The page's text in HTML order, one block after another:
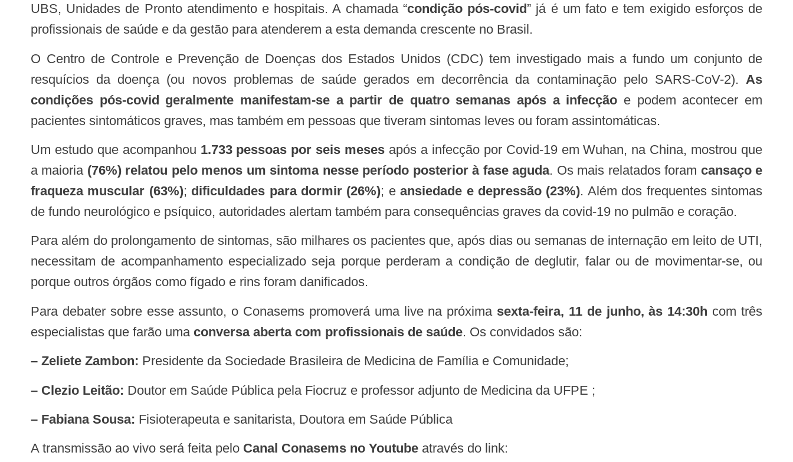
UBS, Unidades de Pronto atendimento e hospitais. A chamada “condição pós-covid” já é um fato e tem exigido esforços de
profissionais de saúde e da gestão para atenderem a esta demanda crescente no Brasil.
O Centro de Controle e Prevenção de Doenças dos Estados Unidos (CDC) tem investigado mais a fundo um conjunto de
resquícios da doença (ou novos problemas de saúde gerados em decorrência da contaminação pelo SARS-CoV-2). As
condições pós-covid geralmente manifestam-se a partir de quatro semanas após a infecção e podem acontecer em
pacientes sintomáticos graves, mas também em pessoas que tiveram sintomas leves ou foram assintomáticas.
Um estudo que acompanhou 1.733 pessoas por seis meses após a infecção por Covid-19 em Wuhan, na China, mostrou que
a maioria (76%) relatou pelo menos um sintoma nesse período posterior à fase aguda. Os mais relatados foram cansaço e
fraqueza muscular (63%); dificuldades para dormir (26%); eansiedade e depressão (23%). Além dos frequentes sintomas
de fundo neurológico e psíquico, autoridades alertam também para consequências graves da covid-19 no pulmão e coração.
Para além do prolongamento de sintomas, são milhares os pacientes que, após dias ou semanas de internação em leito de UTI,
necessitam de acompanhamento especializado seja porque perderam a condição de deglutir, falar ou de movimentar-se, ou
porque outros órgãos como fígado e rins foram danificados.
Para debater sobre esse assunto, o Conasems promoverá uma live na próxima sexta-feira, 11 de junho, às 14:30h com três
especialistas que farão uma conversa aberta com profissionais de saúde. Os convidados são:
– Zeliete Zambon: Presidente da Sociedade Brasileira de Medicina de Família e Comunidade;
– Clezio Leitão: Doutor em Saúde Pública pela Fiocruz e professor adjunto de Medicina da UFPE ;
– Fabiana Sousa: Fisioterapeuta e sanitarista, Doutora em Saúde Pública
A transmissão ao vivo será feita pelo Canal Conasems no Youtube através do link: